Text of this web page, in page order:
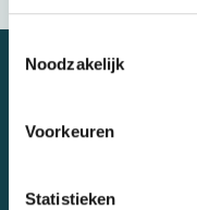
Noodzakelijk
Voorkeuren
Statistieken
Let's talk